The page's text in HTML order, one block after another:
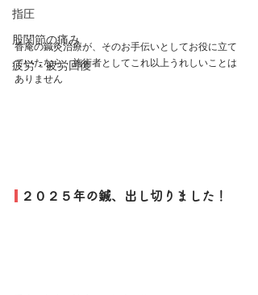
指圧
股関節の痛み
疲労・疲労回復
香庵の鍼灸治療が、そのお手伝いとしてお役に立て
ていたなら、施術者としてこれ以上うれしいことは
ありません
２０２５年の鍼、出し切りました！